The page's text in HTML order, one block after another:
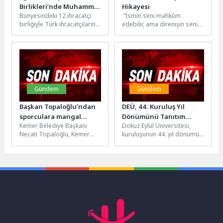
Birlikleri’nde Muhammet
Öztürk dönemi
Bünyesindeki 12 ihracatçı
birliğiyle Türk ihracatçılarının
kuruluşlarından biri olan Ege
İhracatçı Birlikleri’nde...
Hikayesi
“İsmin seni mahkûm
edebilir, ama direnişin seni
restoranlarının sahibi, ünlü
şef Mahsun...
Gündem
Başkan Topaloğlu’ndan
sporculara mangal
partisi
Kemer Belediye Başkanı
Necati Topaloğlu, Kemer
Gündem
DEÜ, 44. Kuruluş Yıl
Dönümünü Tanıtım
Resepsiyonuyla Kutladı
Dokuz Eylül Üniversitesi,
kuruluşunun 44. yıl dönümü
kadrosunu...